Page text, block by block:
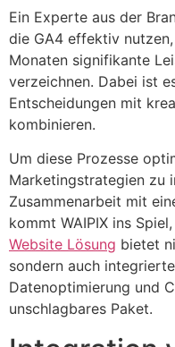
Ein Experte aus der
die GA4 effektiv
Monaten signifikante
verzeichnen. Dabei ist
Entscheidungen mit
kombinieren.
Um diese Prozesse
Marketingstrategien zu
Zusammenarbeit mit
kommt WAIPIX ins
Website Lösung bietet
sondern auch
Datenoptimierung und
unschlagbares Paket.